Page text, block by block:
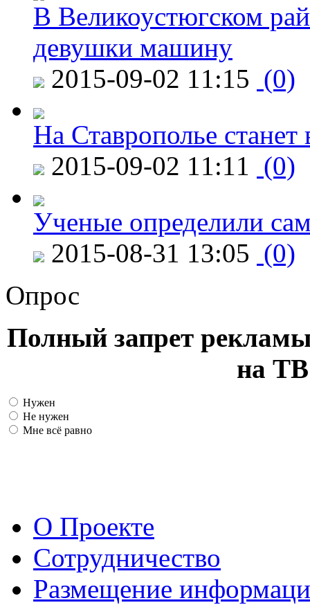
В Великоустюгском
девушки машину
2015-09-02 11:15 (0)
На Ставрополье
2015-09-02 11:11 (0)
Ученые определили
2015-08-31 13:05 (0)
Опрос
Полный запрет
на ТВ
Нужен
Не нужен
Мне всё равно
О Проекте
Сотрудничество
Размещение